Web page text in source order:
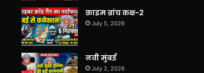
क्राइम ब्रांच कक्ष-2
July 5, 2026
नवी मुंबई
July 2, 2026